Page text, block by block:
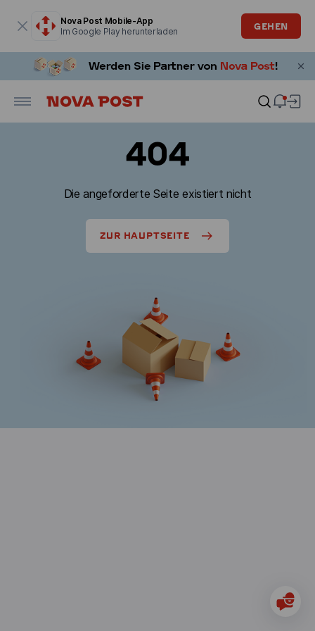
Nova Post Mobile-App
Im Google Play herunterladen
GEHEN
404
Die angeforderte Seite existiert nicht
ZUR HAUPTSEITE